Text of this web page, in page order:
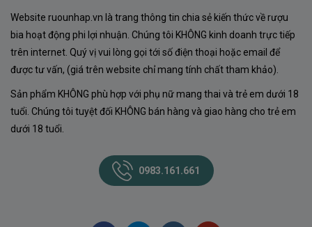
Website ruounhap.vn là trang thông tin chia sẻ kiến thức về rượu
bia hoạt động phi lợi nhuận. Chúng tôi KHÔNG kinh doanh trực tiếp
trên internet. Quý vị vui lòng gọi tới số điện thoại hoặc email để
được tư vấn, (giá trên website chỉ mang tính chất tham khảo).
Sản phẩm KHÔNG phù hợp với phụ nữ mang thai và trẻ em dưới 18
tuổi. Chúng tôi tuyệt đối KHÔNG bán hàng và giao hàng cho trẻ em
dưới 18 tuổi.
0983.161.661